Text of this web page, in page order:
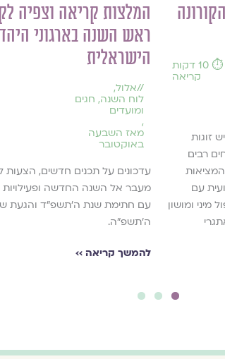
⏱️ 10 דקות
קריאה
זוגות
רבים
עם
ומושון
המלצות קריאה וצפיה
ראש השנה בארגוני
הישראלית
//אלול,
לוח השנה, חגים
ומועדים
,
מאז השבעה
באוקטובר
עדכונים על תכנים חדשים, הצעות
מעבר אל השנה החדשה
עם חתימת שנת ה׳תשפ״ד והגעת
ה׳תשפ״ה.
להמשך קריאה ››
1